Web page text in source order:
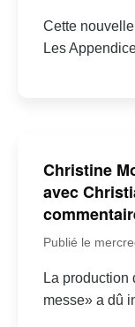
Cette
Les
Christine
avec
Publié le
La production
messe» a dû